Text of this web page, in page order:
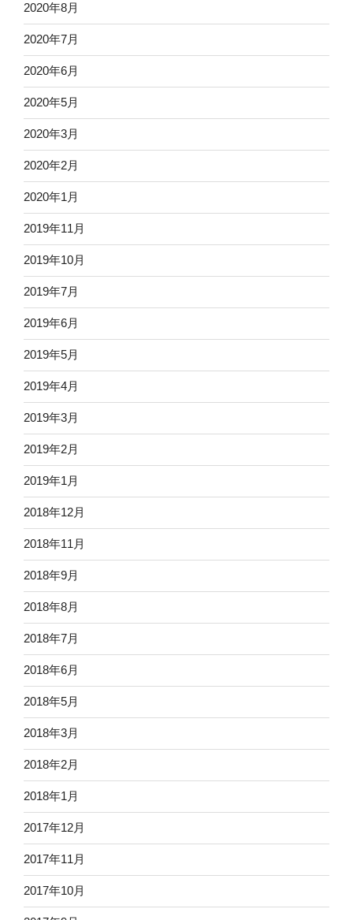
2020年8月
2020年7月
2020年6月
2020年5月
2020年3月
2020年2月
2020年1月
2019年11月
2019年10月
2019年7月
2019年6月
2019年5月
2019年4月
2019年3月
2019年2月
2019年1月
2018年12月
2018年11月
2018年9月
2018年8月
2018年7月
2018年6月
2018年5月
2018年3月
2018年2月
2018年1月
2017年12月
2017年11月
2017年10月